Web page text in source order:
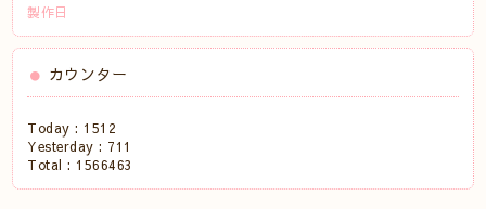
製作日
カウンター
Today : 1512
Yesterday : 711
Total : 1566463